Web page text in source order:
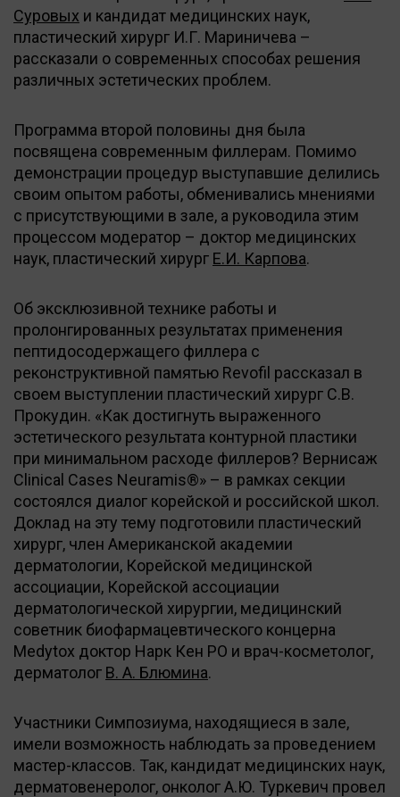
Суровых и кандидат медицинских наук,
пластический хирург И.Г. Мариничева –
рассказали о современных способах решения
различных эстетических проблем.
Программа второй половины дня была
посвящена современным филлерам. Помимо
демонстрации процедур выступавшие делились
своим опытом работы, обменивались мнениями
с присутствующими в зале, а руководила этим
процессом модератор – доктор медицинских
наук, пластический хирург Е.И. Карпова.
Об эксклюзивной технике работы и
пролонгированных результатах применения
пептидосодержащего филлера с
реконструктивной памятью Revofil рассказал в
своем выступлении пластический хирург С.В.
Прокудин. «Как достигнуть выраженного
эстетического результата контурной пластики
при минимальном расходе филлеров? Вернисаж
Clinical Cases Neuramis®» – в рамках секции
состоялся диалог корейской и российской школ.
Доклад на эту тему подготовили пластический
хирург, член Американской академии
дерматологии, Корейской медицинской
ассоциации, Корейской ассоциации
дерматологической хирургии, медицинский
советник биофармацевтического концерна
Medytox доктор Нарк Кен РО и врач-косметолог,
дерматолог В. А. Блюмина.
Участники Симпозиума, находящиеся в зале,
имели возможность наблюдать за проведением
мастер-классов. Так, кандидат медицинских наук,
дерматовенеролог, онколог А.Ю. Туркевич провел